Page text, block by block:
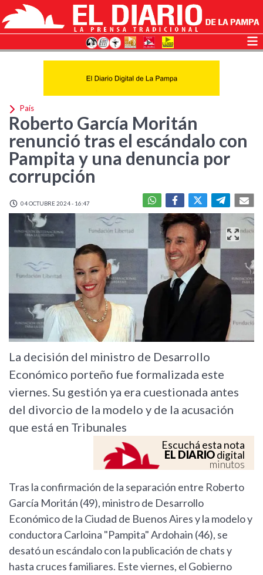
País
Roberto García Moritán
renunció tras el escándalo con
Pampita y una denuncia por
corrupción
04 OCTUBRE 2024 - 16:47
La decisión del ministro de Desarrollo
Económico porteño fue formalizada este
viernes. Su gestión ya era cuestionada antes
del divorcio de la modelo y de la acusación
que está en Tribunales
Escuchá esta nota
EL DIARIOdigital
minutos
Tras la confirmación de la separación entre Roberto
García Moritán (49), ministro de Desarrollo
Económico de la Ciudad de Buenos Aires y la modelo y
conductora Carloina "Pampita" Ardohain (46), se
desató un escándalo con la publicación de chats y
hasta cruces familiares. Este viernes, el Gobierno